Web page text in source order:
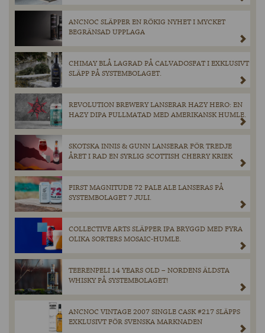
ANCNOC SLÄPPER EN RÖKIG NYHET I MYCKET
BEGRÄNSAD UPPLAGA
CHIMAY BLÅ LAGRAD PÅ CALVADOSFAT I EXKLUSIVT
SLÄPP PÅ SYSTEMBOLAGET.
REVOLUTION BREWERY LANSERAR HAZY HERO: EN
HAZY DIPA FULLMATAD MED AMERIKANSK HUMLE.
SKOTSKA INNIS & GUNN LANSERAR FÖR TREDJE
ÅRET I RAD EN SYRLIG SCOTTISH CHERRY KRIEK
FIRST MAGNITUDE 72 PALE ALE LANSERAS PÅ
SYSTEMBOLAGET 7 JULI.
COLLECTIVE ARTS SLÄPPER IPA BRYGGD MED FYRA
OLIKA SORTERS MOSAIC-HUMLE.
TEERENPELI 14 YEARS OLD – NORDENS ÄLDSTA
WHISKY PÅ SYSTEMBOLAGET!
ANCNOC VINTAGE 2007 SINGLE CASK #217 SLÄPPS
EXKLUSIVT FÖR SVENSKA MARKNADEN